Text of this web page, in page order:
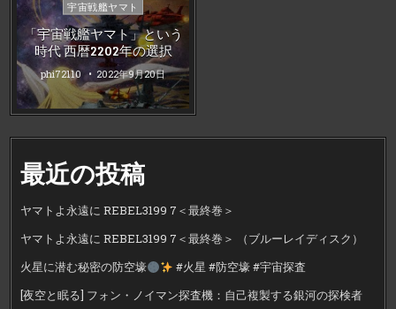
宇宙戦艦ヤマト
「宇宙戦艦ヤマト」という
時代 西暦2202年の選択
phi72110 2022年9月20日
最近の投稿
ヤマトよ永遠に REBEL3199 7＜最終巻＞
ヤマトよ永遠に REBEL3199 7＜最終巻＞ （ブルーレイディスク）
火星に潜む秘密の防空壕
#火星 #防空壕 #宇宙探査
[夜空と眠る] フォン・ノイマン探査機：自己複製する銀河の探検者